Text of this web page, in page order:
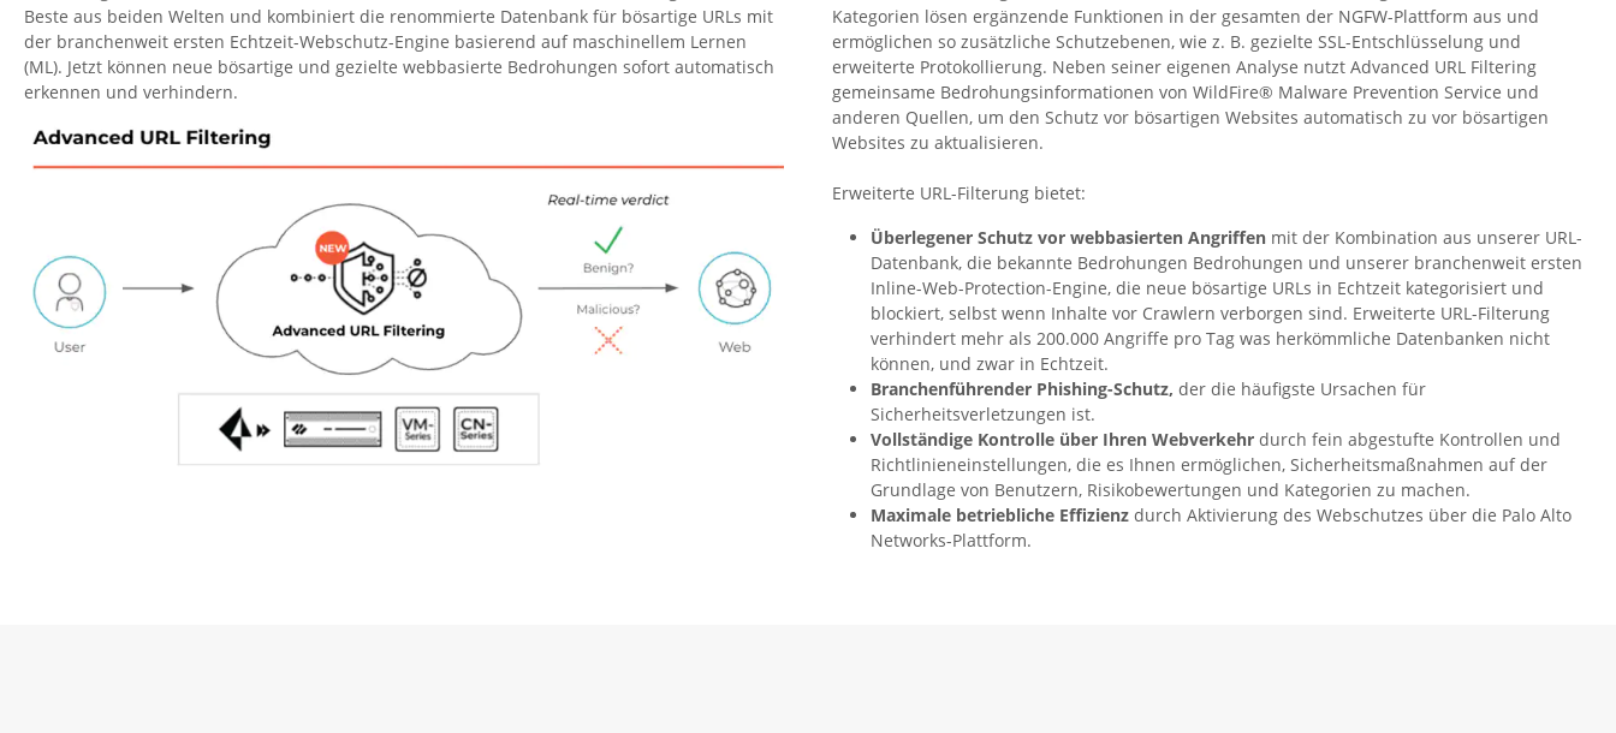
Beste aus beiden Welten und kombiniert die renommierte Datenbank für bösartige URLs mit
der branchenweit ersten Echtzeit-Webschutz-Engine basierend auf maschinellem Lernen
(ML). Jetzt können neue bösartige und gezielte webbasierte Bedrohungen sofort automatisch
erkennen und verhindern.
Kategorien lösen ergänzende Funktionen in der gesamten der NGFW-Plattform aus und
ermöglichen so zusätzliche Schutzebenen, wie z. B. gezielte SSL-Entschlüsselung und
erweiterte Protokollierung. Neben seiner eigenen Analyse nutzt Advanced URL Filtering
gemeinsame Bedrohungsinformationen von WildFire® Malware Prevention Service und
anderen Quellen, um den Schutz vor bösartigen Websites automatisch zu vor bösartigen
Websites zu aktualisieren.
Erweiterte URL-Filterung bietet:
Überlegener Schutz vor webbasierten Angriffen mit der Kombination aus unserer URL-
Datenbank, die bekannte Bedrohungen Bedrohungen und unserer branchenweit ersten
Inline-Web-Protection-Engine, die neue bösartige URLs in Echtzeit kategorisiert und
blockiert, selbst wenn Inhalte vor Crawlern verborgen sind. Erweiterte URL-Filterung
verhindert mehr als 200.000 Angriffe pro Tag was herkömmliche Datenbanken nicht
können, und zwar in Echtzeit.
Branchenführender Phishing-Schutz, der die häufigste Ursachen für
Sicherheitsverletzungen ist.
Vollständige Kontrolle über Ihren Webverkehr durch fein abgestufte Kontrollen und
Richtlinieneinstellungen, die es Ihnen ermöglichen, Sicherheitsmaßnahmen auf der
Grundlage von Benutzern, Risikobewertungen und Kategorien zu machen.
Maximale betriebliche Effizienz durch Aktivierung des Webschutzes über die Palo Alto
Networks-Plattform.